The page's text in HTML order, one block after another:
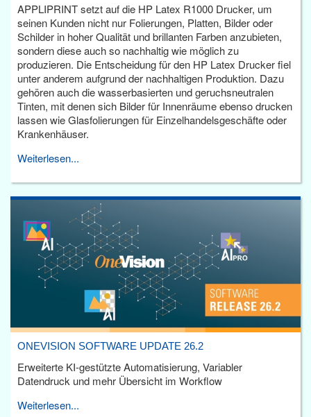
APPLIPRINT setzt auf die HP Latex R1000 Drucker, um
seinen Kunden nicht nur Folierungen, Platten, Bilder oder
Schilder in hoher Qualität und brillanten Farben anzubieten,
sondern diese auch so nachhaltig wie möglich zu
produzieren. Die Entscheidung für den HP Latex Drucker fiel
unter anderem aufgrund der nachhaltigen Produktion. Dazu
gehören auch die wasserbasierten und geruchsneutralen
Tinten, mit denen sich Bilder für Innenräume ebenso drucken
lassen wie Glasfolierungen für Einzelhandelsgeschäfte oder
Krankenhäuser.
Weiterlesen...
ONEVISION SOFTWARE UPDATE 26.2
Erweiterte KI-gestützte Automatisierung, Variabler
Datendruck und mehr Übersicht im Workflow
Weiterlesen...